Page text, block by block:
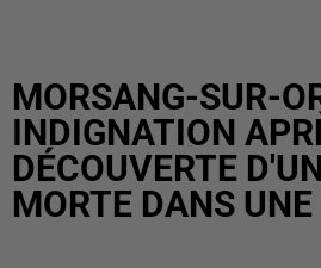
MORSANG-SUR-
INDIGNATION
DÉCOUVERTE
MORTE DANS